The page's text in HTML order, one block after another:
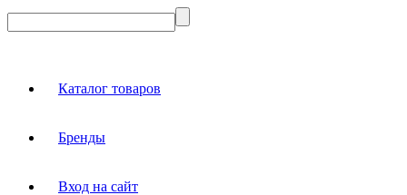
Каталог товаров
Бренды
Вход на сайт